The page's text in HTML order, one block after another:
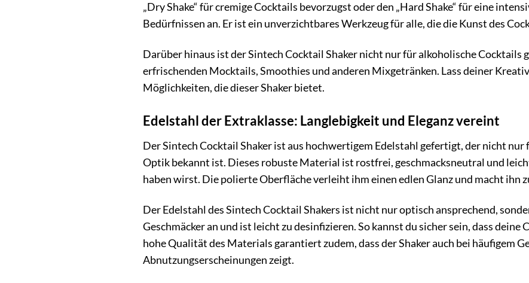
„Dry Shake“ für cremige Cocktails bevorzugst oder den „Hard Shake“ für eine
Bedürfnissen an. Er ist ein unverzichtbares Werkzeug für alle, die die Kunst des
Darüber hinaus ist der Sintech Cocktail Shaker nicht nur für alkoholische Cocktails
erfrischenden Mocktails, Smoothies und anderen Mixgetränken. Lass deiner
Möglichkeiten, die dieser Shaker bietet.
Edelstahl der Extraklasse: Langlebigkeit und Eleganz vereint
Der Sintech Cocktail Shaker ist aus hochwertigem Edelstahl gefertigt, der nicht
Optik bekannt ist. Dieses robuste Material ist rostfrei, geschmacksneutral und
haben wirst. Die polierte Oberfläche verleiht ihm einen edlen Glanz und macht ihn
Der Edelstahl des Sintech Cocktail Shakers ist nicht nur optisch ansprechend,
Geschmäcker an und ist leicht zu desinfizieren. So kannst du sicher sein, dass
hohe Qualität des Materials garantiert zudem, dass der Shaker auch bei häufigem
Abnutzungserscheinungen zeigt.